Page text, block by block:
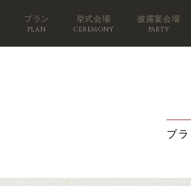
プラン
PLAN
挙式会場
CEREMONY
披露宴会場
PARTY
ブ